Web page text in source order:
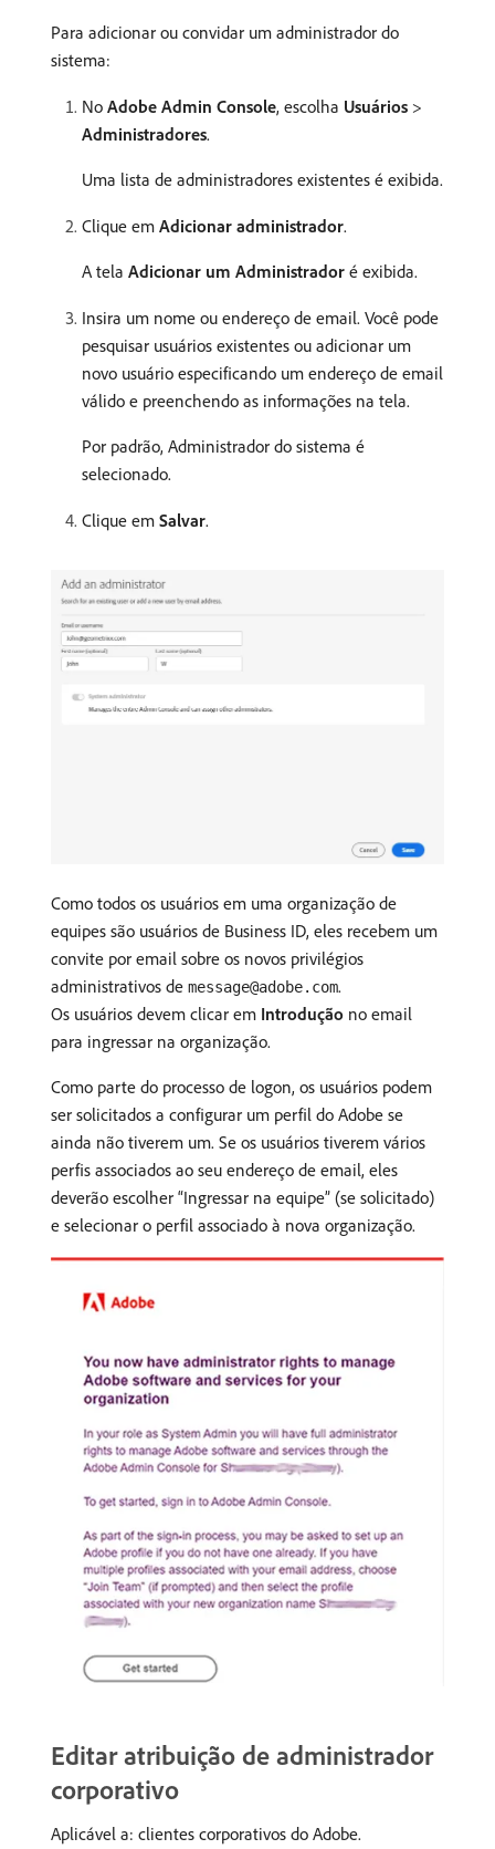
Para adicionar ou convidar um administrador do
sistema:
No Adobe Admin Console, escolha Usuários >
Administradores.
Uma lista de administradores existentes é exibida.
Clique em Adicionar administrador.
A tela Adicionar um Administrador é exibida.
Insira um nome ou endereço de email. Você pode
pesquisar usuários existentes ou adicionar um
novo usuário especificando um endereço de email
válido e preenchendo as informações na tela.
Por padrão, Administrador do sistema é
selecionado.
Clique em Salvar.
Como todos os usuários em uma organização de
equipes são usuários de Business ID, eles recebem um
convite por email sobre os novos privilégios
administrativos de message@adobe.com.
Os usuários devem clicar em Introdução no email
para ingressar na organização.
Como parte do processo de logon, os usuários podem
ser solicitados a configurar um perfil do Adobe se
ainda não tiverem um. Se os usuários tiverem vários
perfis associados ao seu endereço de email, eles
deverão escolher “Ingressar na equipe” (se solicitado)
e selecionar o perfil associado à nova organização.
Editar atribuição de administrador
corporativo
Aplicável a: clientes corporativos do Adobe.